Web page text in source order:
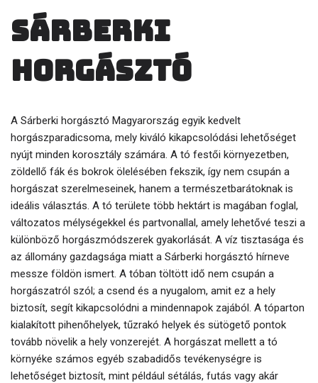
Sárberki
horgásztó
A Sárberki horgásztó Magyarország egyik kedvelt
horgászparadicsoma, mely kiváló kikapcsolódási lehetőséget
nyújt minden korosztály számára. A tó festői környezetben,
zöldellő fák és bokrok ölelésében fekszik, így nem csupán a
horgászat szerelmeseinek, hanem a természetbarátoknak is
ideális választás. A tó területe több hektárt is magában foglal,
változatos mélységekkel és partvonallal, amely lehetővé teszi a
különböző horgászmódszerek gyakorlását. A víz tisztasága és
az állomány gazdagsága miatt a Sárberki horgásztó hírneve
messze földön ismert. A tóban töltött idő nem csupán a
horgászatról szól; a csend és a nyugalom, amit ez a hely
biztosít, segít kikapcsolódni a mindennapok zajából. A tóparton
kialakított pihenőhelyek, tűzrakó helyek és sütögető pontok
tovább növelik a hely vonzerejét. A horgászat mellett a tó
környéke számos egyéb szabadidős tevékenységre is
lehetőséget biztosít, mint például sétálás, futás vagy akár